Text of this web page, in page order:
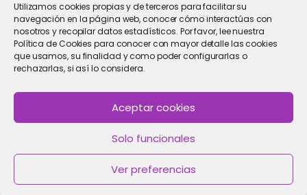
Utilizamos cookies propias y de terceros para facilitar su
navegación en la página web, conocer cómo interactúas con
nosotros y recopilar datos estadísticos. Por favor, lee nuestra
Política de Cookies para conocer con mayor detalle las cookies
que usamos, su finalidad y como poder configurarlas o
rechazarlas, si así lo considera.
Aceptar cookies
Solo funcionales
Ver preferencias
PIDE CITA
Solicitar cita con un especialista